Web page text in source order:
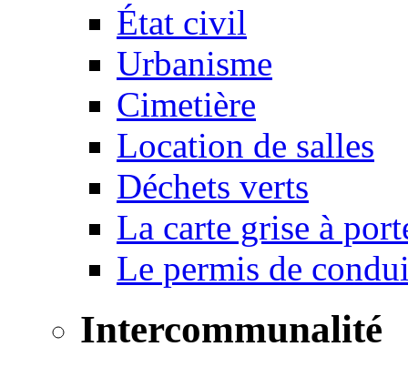
État civil
Urbanisme
Cimetière
Location de salles
Déchets verts
La carte grise à
Le permis de
Intercommunalité